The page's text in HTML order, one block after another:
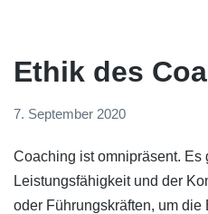
Ethik des
7. September 2020
Coaching ist omnipräsent. Es
Leistungsfähigkeit und der
oder Führungskräften, um die